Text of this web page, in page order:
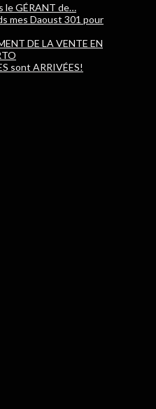
le GÉRANT de…
mes Daoust 301 pour
DE LA VENTE EN
sont ARRIVÉES!